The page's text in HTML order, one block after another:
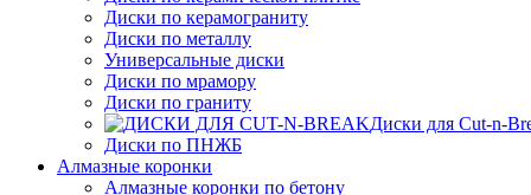
Диски по керамограниту
Диски по металлу
Универсальные диски
Диски по мрамору
Диски по граниту
Диски для Cut-n-
Диски по ПНЖБ
Алмазные коронки
Алмазные коронки по бетону